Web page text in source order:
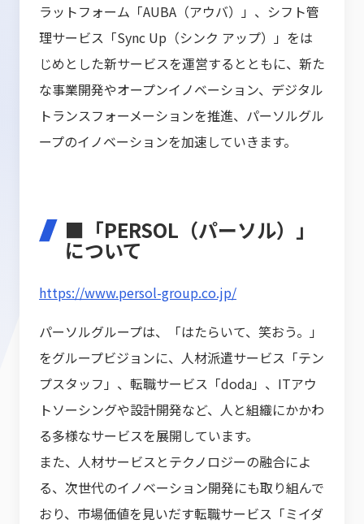
ラットフォーム「AUBA（アウバ）」、シフト管
理サービス「Sync Up（シンク アップ）」をは
じめとした新サービスを運営するとともに、新た
な事業開発やオープンイノベーション、デジタル
トランスフォーメーションを推進、パーソルグル
ープのイノベーションを加速していきます。
■「PERSOL（パーソル）」
について
https://www.persol-group.co.jp/
パーソルグループは、「はたらいて、笑おう。」
をグループビジョンに、人材派遣サービス「テン
プスタッフ」、転職サービス「doda」、ITアウ
トソーシングや設計開発など、人と組織にかかわ
る多様なサービスを展開しています。
また、人材サービスとテクノロジーの融合によ
る、次世代のイノベーション開発にも取り組んで
おり、市場価値を見いだす転職サービス「ミイダ